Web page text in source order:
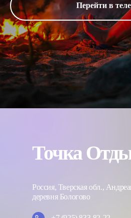
Перейти в
Россия, Тверская обл.,
деревня Бологово
Точка